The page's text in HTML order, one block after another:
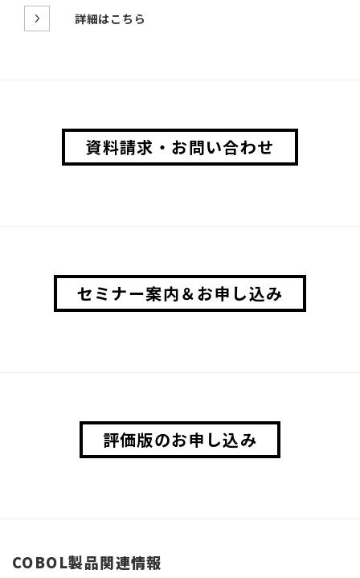
詳細はこちら
資料請求・お問い合わせ
セミナー案内＆お申し込み
評価版のお申し込み
COBOL製品関連情報